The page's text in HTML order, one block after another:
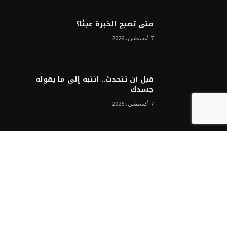
متى تصبح الخبرة عبئًا؟
7 أغسطس، 2026
قبل أن تتحدث.. انتبه إلى ما يقوله
جسدك
7 أغسطس، 2026